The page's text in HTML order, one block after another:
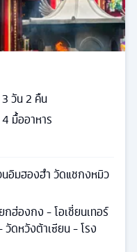
3วัน2 คืน
4 มื้ออาหาร
นอิมฮองฮำ วัดแชกงหมิว
ฮ่องกง - โอเชี่ยนเทอร์
ดหวังต้าเซียน - โรง